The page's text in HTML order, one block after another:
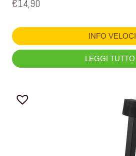
€14,90
INFO VELOCI
LEGGI TUTTO